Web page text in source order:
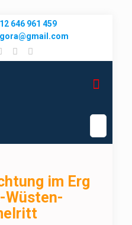
646 961 459
im Erg
Wüsten-